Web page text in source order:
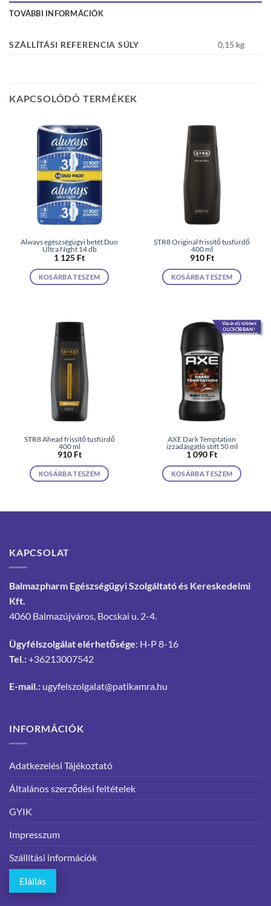
TOVÁBBI INFORMÁCIÓK
SZÁLLÍTÁSI REFERENCIA SÚLY 0,15 kg
KAPCSOLÓDÓ TERMÉKEK
Always egészségügyi betét Duo
Ultra Night 14 db
1 125 Ft
KOSÁRBA TESZEM
STR8 Original frissítő tusfürdő
400 ml
910 Ft
KOSÁRBA TESZEM
STR8 Ahead frissítő tusfürdő
400 ml
910 Ft
KOSÁRBA TESZEM
Vásárolj többet
OLCSÓBBAN!
AXE Dark Temptation
izzadásgátló stift 50 ml
1 090 Ft
KOSÁRBA TESZEM
KAPCSOLAT
Balmazpharm Egészségügyi Szolgáltató és Kereskedelmi
Kft.
4060 Balmazújváros, Bocskai u. 2-4.
Ügyfélszolgálat elérhetősége: H-P 8-16
Tel.:+36213007542
E-mail.: ugyfelszolgalat@patikamra.hu
INFORMÁCIÓK
Adatkezelési Tájékoztató
Általános szerződési feltételek
GYIK
Impresszum
Szállítási információk
Elállás